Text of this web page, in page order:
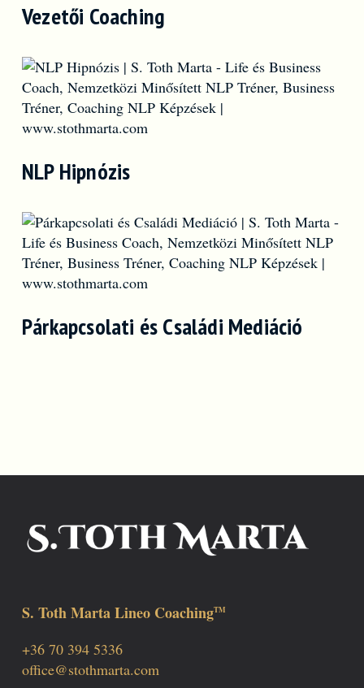
Vezetői Coaching
NLP Hipnózis
Párkapcsolati és Családi Mediáció
S. Toth Marta Lineo CoachingTM
+36 70 394 5336
office@stothmarta.com